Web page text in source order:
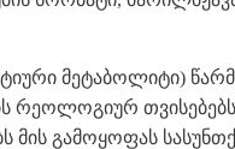
მეტაბოლიტი)
რეოლოგიურ თვისებებს,
მის გამოყოფას